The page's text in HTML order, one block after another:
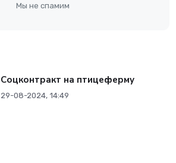
Мы не спамим
Соцконтракт на птицеферму
29-08-2024, 14:49